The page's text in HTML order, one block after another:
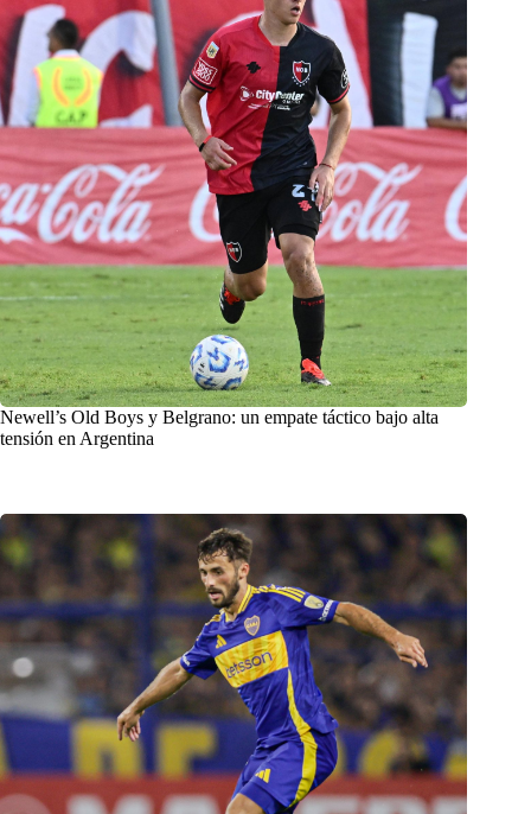
Newell’s Old Boys y Belgrano: un empate táctico bajo alta
tensión en Argentina